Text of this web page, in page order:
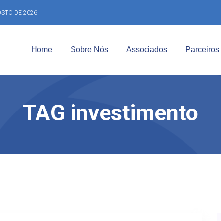
DE 2026
Home Sobre Nós Associados Parceiros
TAG investimento